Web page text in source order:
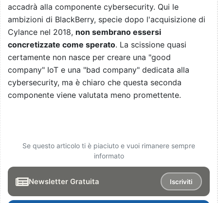
accadrà alla componente cybersecurity. Qui le
ambizioni di BlackBerry, specie dopo l'acquisizione di
Cylance nel 2018, non sembrano essersi
concretizzate come sperato. La scissione quasi
certamente non nasce per creare una "good
company" IoT e una "bad company" dedicata alla
cybersecurity, ma è chiaro che questa seconda
componente viene valutata meno promettente.
Se questo articolo ti è piaciuto e vuoi rimanere sempre
informato
Newsletter Gratuita Iscriviti